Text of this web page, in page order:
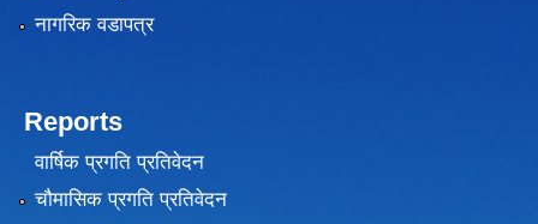
नागरिक वडापत्र
Reports
वार्षिक प्रगति प्रतिवेदन
चौमासिक प्रगति प्रतिवेदन